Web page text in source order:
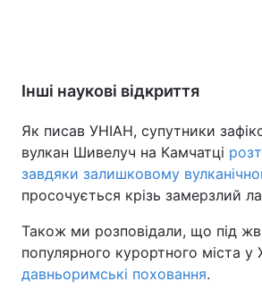
Інші наукові відкриття
Як писав УНІАН, супутники
вулкан Шивелуч на Камчатці
завдяки залишковому
просочується крізь замерзлий
Також ми розповідали, що під
популярного курортного міста у
давньоримські поховання.